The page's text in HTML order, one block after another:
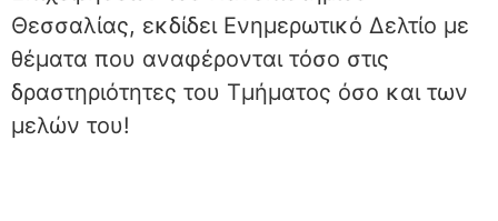
Θεσσαλίας, εκδίδει Ενημερωτικό Δελτίο με
θέματα που αναφέρονται τόσο στις
δραστηριότητες του Τμήματος όσο και των
μελών του!